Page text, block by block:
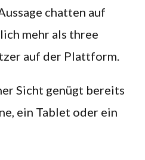
chatten auf
mehr als three
auf der Plattform.
Sicht genügt bereits
ein Tablet oder ein